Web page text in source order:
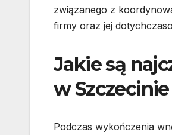
związanego z
firmy oraz jej
Jakie są
w Szczecinie
Podczas wykończenia